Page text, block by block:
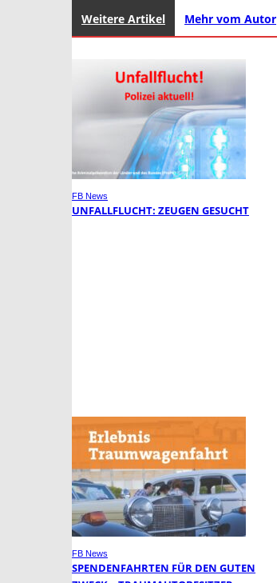
Weitere Artikel Mehr vom Autor
FB News
UNFALLFLUCHT: ZEUGEN GESUCHT
FB News
SPENDENFAHRTEN FÜR DEN GUTEN